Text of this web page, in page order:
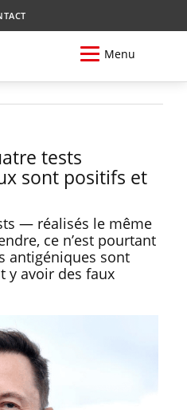
Menu
tests
sont positifs et
— réalisés le même
ce n’est pourtant
antigéniques sont
y avoir des faux